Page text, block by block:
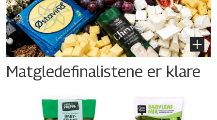
Matgledefinalistene er klare